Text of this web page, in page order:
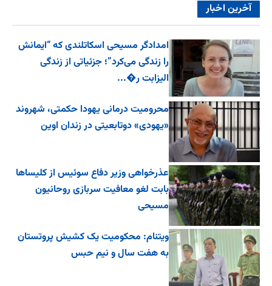
آخرین اخبار
امدادگر مسیحی اسکاتلندی که “ایمانش
را زندگی می‌کرد”؛ جزئیاتی از زندگی
الیزابت ر�...
محرومیت درمانی یهودا حکمتی، شهروند
«یهودی» دوتابعیتی در زندان اوین
عذرخواهی وزیر دفاع سوئیس از کلیساها
بابت لغو معافیت سربازی روحانیون
مسیحی
ویتنام: محکومیت یک کشیش پروتستان
به هفت سال و نیم حبس